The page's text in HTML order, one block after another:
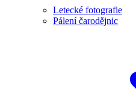
Letecké fotografie
Pálení čarodějnic